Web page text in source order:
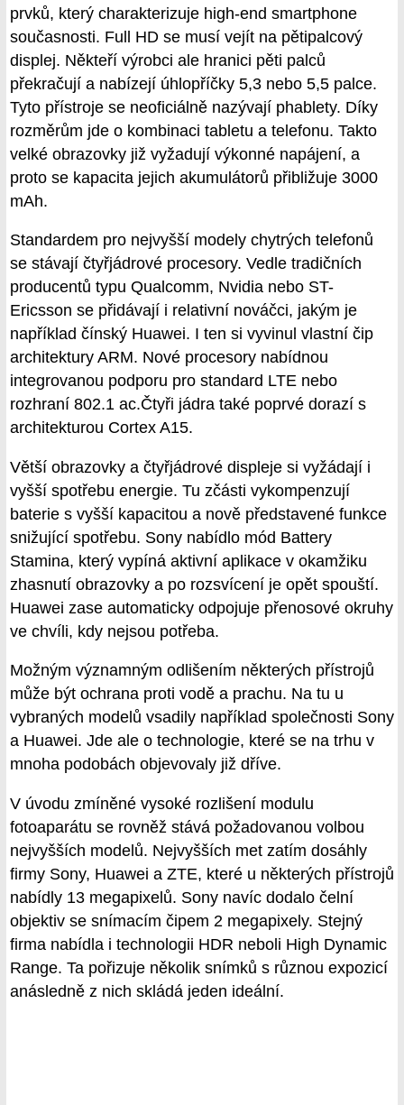
prvků, který charakterizuje high-end smartphone
současnosti. Full HD se musí vejít na pětipalcový
displej. Někteří výrobci ale hranici pěti palců
překračují a nabízejí úhlopříčky 5,3 nebo 5,5 palce.
Tyto přístroje se neoficiálně nazývají phablety. Díky
rozměrům jde o kombinaci tabletu a telefonu. Takto
velké obrazovky již vyžadují výkonné napájení, a
proto se kapacita jejich akumulátorů přibližuje 3000
mAh.
Standardem pro nejvyšší modely chytrých telefonů
se stávají čtyřjádrové procesory. Vedle tradičních
producentů typu Qualcomm, Nvidia nebo ST-
Ericsson se přidávají i relativní nováčci, jakým je
například čínský Huawei. I ten si vyvinul vlastní čip
architektury ARM. Nové procesory nabídnou
integrovanou podporu pro standard LTE nebo
rozhraní 802.1 ac.Čtyři jádra také poprvé dorazí s
architekturou Cortex A15.
Větší obrazovky a čtyřjádrové displeje si vyžádají i
vyšší spotřebu energie. Tu zčásti vykompenzují
baterie s vyšší kapacitou a nově představené funkce
snižující spotřebu. Sony nabídlo mód Battery
Stamina, který vypíná aktivní aplikace v okamžiku
zhasnutí obrazovky a po rozsvícení je opět spouští.
Huawei zase automaticky odpojuje přenosové okruhy
ve chvíli, kdy nejsou potřeba.
Možným významným odlišením některých přístrojů
může být ochrana proti vodě a prachu. Na tu u
vybraných modelů vsadily například společnosti Sony
a Huawei. Jde ale o technologie, které se na trhu v
mnoha podobách objevovaly již dříve.
V úvodu zmíněné vysoké rozlišení modulu
fotoaparátu se rovněž stává požadovanou volbou
nejvyšších modelů. Nejvyšších met zatím dosáhly
firmy Sony, Huawei a ZTE, které u některých přístrojů
nabídly 13 megapixelů. Sony navíc dodalo čelní
objektiv se snímacím čipem 2 megapixely. Stejný
firma nabídla i technologii HDR neboli High Dynamic
Range. Ta pořizuje několik snímků s různou expozicí
anásledně z nich skládá jeden ideální.